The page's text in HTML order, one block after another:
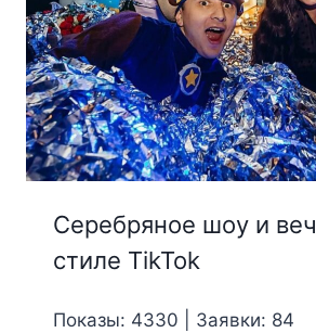
Серебряное шоу и
стиле TikTok
Показы: 4330 | Заявки: 84